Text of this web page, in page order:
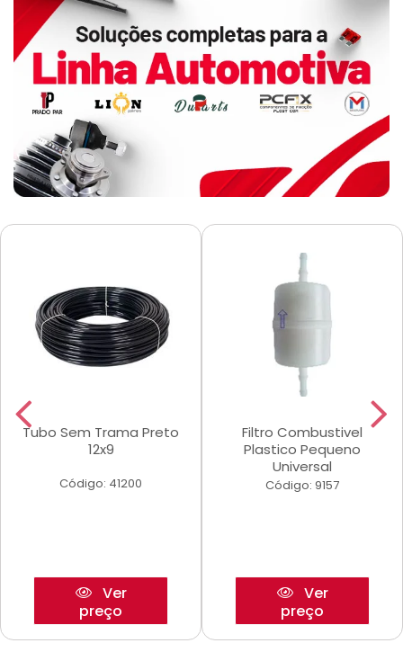
Tubo Sem Trama Preto
12x9
Código: 41200
Ver
preço
Filtro Combustivel
Plastico Pequeno
Universal
Código: 9157
Ver
preço